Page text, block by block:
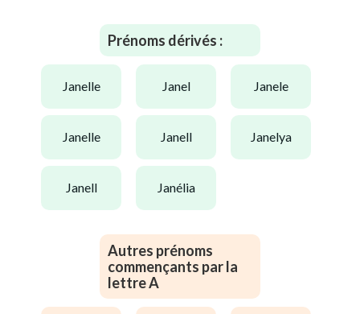
Prénoms dérivés :
janelle janel janele
janelle janell janelya
janell janélia
Autres prénoms
commençants par la
lettre A